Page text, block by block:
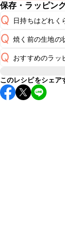
保存・ラッピン
Q 日持ちはどれく
A 常温保存で翌日
Q 焼く前の生地の
A
焼く前の生地（
す。それ以上
焼き上げること
冷蔵庫で解凍し
Q おすすめのラッ
A こちら
このレシピをシェア